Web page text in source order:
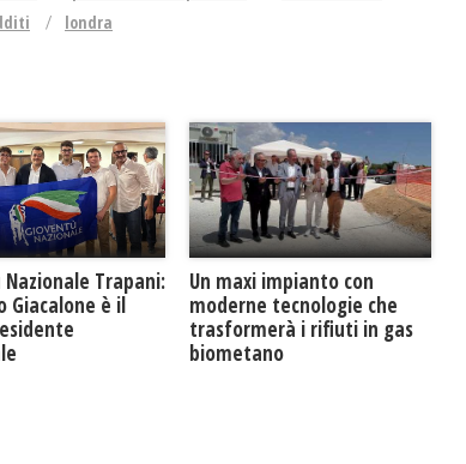
londra
Trapani:
Giacalone è il
Un maxi impianto con
moderne tecnologie che
trasformerà i rifiuti in gas
biometano